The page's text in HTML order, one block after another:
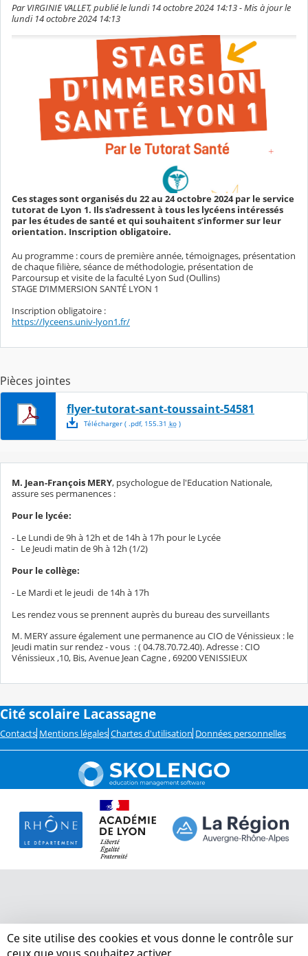
Par VIRGINIE VALLET, publié le lundi 14 octobre 2024 14:13 - Mis à jour le
lundi 14 octobre 2024 14:13
Ces stages sont organisés du 22 au 24 octobre 2024 par le service
tutorat de Lyon 1. Ils s'adressent à tous les lycéens intéressés
par les études de santé et qui souhaitent s’informer sur leur
orientation. Inscription obligatoire.
Au programme : cours de première année, témoignages, présentation
de chaque filière, séance de méthodologie, présentation de
Parcoursup et visite de la faculté Lyon Sud (Oullins)
STAGE D’IMMERSION SANTÉ LYON 1
Inscription obligatoire :
https://lyceens.univ-lyon1.fr/
Pièces jointes
flyer-tutorat-sant-toussaint-54581
Télécharger( .pdf, 155.31 ko)
M. Jean-François MERY, psychologue de l'Education Nationale,
assure ses permanences :
Pour le lycée:
- Le Lundi de 9h à 12h et de 14h à 17h pour le Lycée
- Le Jeudi matin de 9h à 12h (1/2)
Pour le collège:
- Le Mardi et le jeudi de 14h à 17h
Les rendez vous se prennent auprès du bureau des surveillants
M. MERY assure également une permanence au CIO de Vénissieux : le
Jeudi matin sur rendez - vous : ( 04.78.70.72.40). Adresse : CIO
Vénissieux ,10, Bis, Avenue Jean Cagne , 69200 VENISSIEUX
Cité scolaire Lacassagne
Contacts Mentions légales Chartes d'utilisation Données personnelles
Ce site utilise des cookies et vous donne le contrôle sur